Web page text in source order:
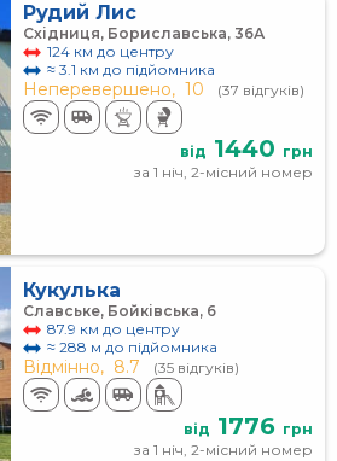
Рудий Лис
Східниця, Бориславська, 36А
124 км до центру
≈ 3.1 км до підйомника
Неперевершено, 10 (37 відгуків)
від 1440 грн
за 1 ніч, 2-місний номер
Кукулька
Славське, Бойківська, 6
87.9 км до центру
≈ 288 м до підйомника
Відмінно, 8.7 (35 відгуків)
від 1776 грн
за 1 ніч, 2-місний номер